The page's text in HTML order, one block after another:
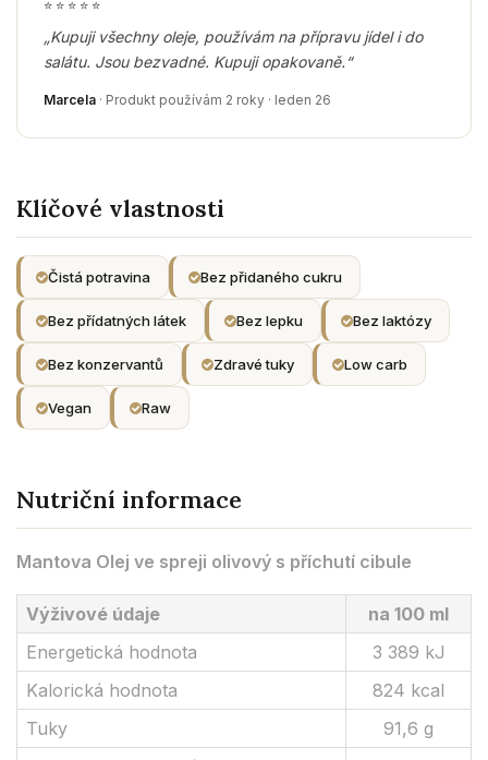
⭐ ⭐ ⭐ ⭐ ⭐
„Kupuji všechny oleje, používám na přípravu jídel i do
salátu. Jsou bezvadné. Kupuji opakovaně.“
Marcela · Produkt používám 2 roky · leden 26
Klíčové vlastnosti
Čistá potravina Bez přidaného cukru
Bez přídatných látek Bez lepku Bez laktózy
Bez konzervantů Zdravé tuky Low carb
Vegan Raw
Nutriční informace
Mantova Olej ve spreji olivový s příchutí cibule
Výživové údaje
na 100 ml
Energetická hodnota
3 389 kJ
Kalorická hodnota
824 kcal
Tuky
91,6 g